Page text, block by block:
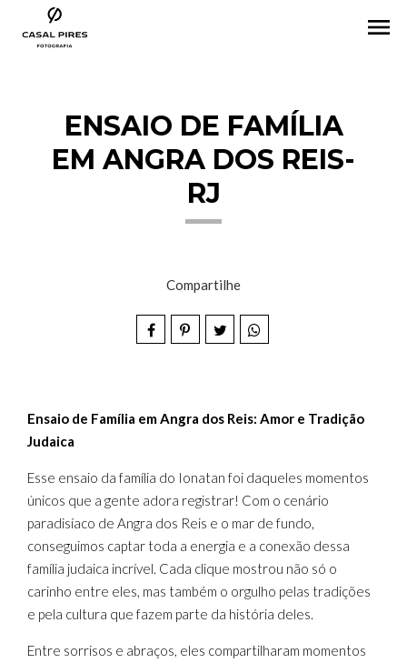
menu
ENSAIO DE FAMÍLIA
EM ANGRA DOS REIS-
RJ
Compartilhe
Ensaio de Família em Angra dos Reis: Amor e Tradição
Judaica
Esse ensaio da família do Ionatan foi daqueles momentos
únicos que a gente adora registrar! Com o cenário
paradisíaco de Angra dos Reis e o mar de fundo,
conseguimos captar toda a energia e a conexão dessa
família judaica incrível. Cada clique mostrou não só o
carinho entre eles, mas também o orgulho pelas tradições
e pela cultura que fazem parte da história deles.
Entre sorrisos e abraços, eles compartilharam momentos